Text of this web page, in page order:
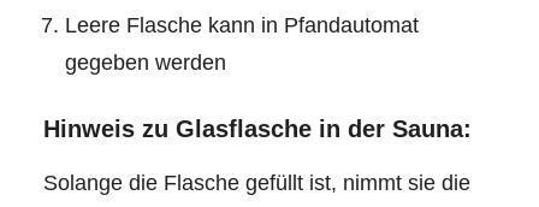
Leere Flasche kann in Pfandautomat
gegeben werden
Hinweis zu Glasflasche in der Sauna:
Solange die Flasche gefüllt ist, nimmt sie die